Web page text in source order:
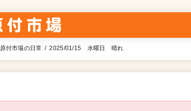
原付市場の日常 2025/01/15 水曜日 晴れ